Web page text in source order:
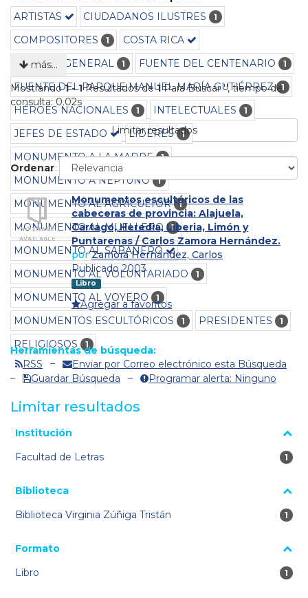
ARTISTAS
CIUDADANOS ILUSTRES 1
COMPOSITORES 1
COSTA RICA
CULTURA GENERAL
1 FUENTE DEL CENTENARIO 1
FUENTE DEL PARQUE MANUEL MARÍA GUTIÉRREZ 1
HÉROES NACIONALES 1 INTELECTUALES 1
JEFES DE ESTADO LÍDERES 1
MONUMENTO A LA MADRE 1
MONUMENTO A NEPTUNO 1
MONUMENTO AL AGRICULTOR 1
MONUMENTO AL MUELLERO 1
MONUMENTO AL SABANERO
MONUMENTO AL VOLUNTARIADO
1
MONUMENTO AL VOYERO 1
MONUMENTOS ESCULTÓRICOS 1 PRESIDENTES 1
RELIGIOSOS 1
más…
Mostrando1 - 1Resultados de1Para Buscar '', tiempo de
consulta: 0.02s
Limitar resultados
Ordenar
Monumentos escultóricos de las
cabeceras de provincia: Alajuela,
Cartago, Heredia, Liberia, Limón y
Puntarenas / Carlos Zamora Hernández.
porZamora Hernández, Carlos
Publicado 2003
Libro
Agregar a favoritos
Herramientas de búsqueda:
RSS
Enviar por Correo electrónico esta Búsqueda
Guardar Búsqueda
Programar alerta: Ninguno
Limitar resultados
La página se volverá a cargar cuando se seleccione o excluya
Institución
Facultad de Letras
1
1
Biblioteca
Biblioteca Virginia Zúñiga Tristán
1
1
Formato
Libro
1
1